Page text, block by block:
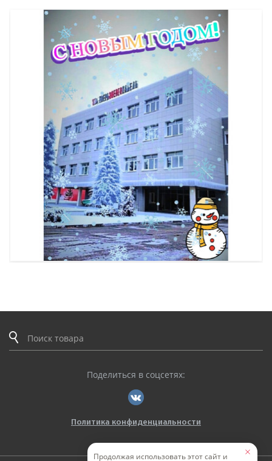
Поделиться в соцсетях:
Политика конфиденциальности
Продолжая использовать этот сайт и